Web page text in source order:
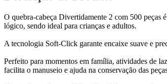
O quebra-cabeça Divertidamente 2 com 500 peças
lógico, sendo ideal para crianças e adultos.
A tecnologia Soft-Click garante encaixe suave e
Perfeito para momentos em família, atividades de
facilita o manuseio e ajuda na conservação das